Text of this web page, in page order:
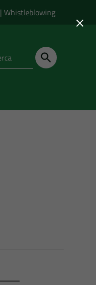
| Whistleblowing ×